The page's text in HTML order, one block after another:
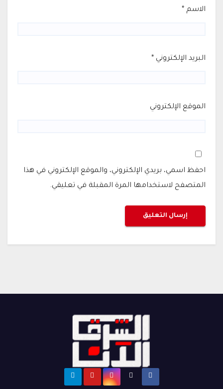
الاسم *
البريد الإلكتروني *
الموقع الإلكتروني
احفظ اسمي، بريدي الإلكتروني، والموقع الإلكتروني في هذا
المتصفح لاستخدامها المرة المقبلة في تعليقي.